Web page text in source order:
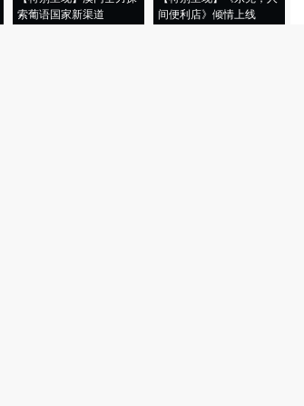
索葡语国家新渠道
间便利店》倾情上线